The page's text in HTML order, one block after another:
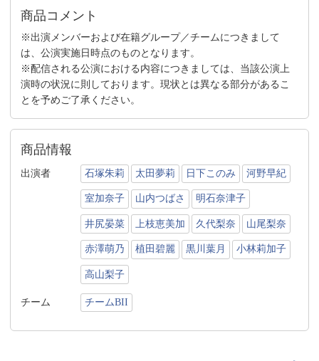
商品コメント
※出演メンバーおよび在籍グループ／チームにつきまして
は、公演実施日時点のものとなります。
※配信される公演における内容につきましては、当該公演上
演時の状況に則しております。現状とは異なる部分があるこ
とを予めご了承ください。
商品情報
出演者 石塚朱莉 太田夢莉 日下このみ 河野早紀
室加奈子 山内つばさ 明石奈津子
井尻晏菜 上枝恵美加 久代梨奈 山尾梨奈
赤澤萌乃 植田碧麗 黒川葉月 小林莉加子
高山梨子
チーム チームBII